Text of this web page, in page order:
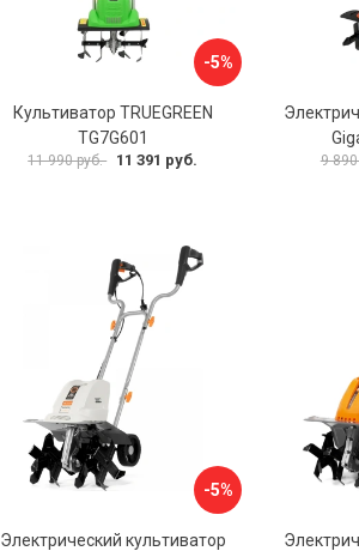
-5%
Культиватор TRUEGREEN
TG7G601
11 990 руб. 11 391 руб. 9
-5%
Электрический культиватор